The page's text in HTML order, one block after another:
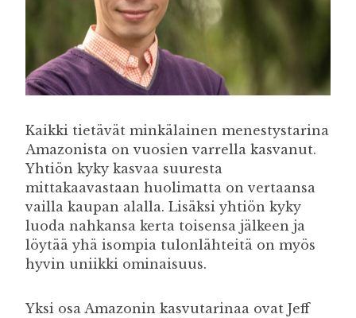
Kaikki tietävät minkälainen menestystarina
Amazonista on vuosien varrella kasvanut.
Yhtiön kyky kasvaa suuresta
mittakaavastaan huolimatta on vertaansa
vailla kaupan alalla. Lisäksi yhtiön kyky
luoda nahkansa kerta toisensa jälkeen ja
löytää yhä isompia tulonlähteitä on myös
hyvin uniikki ominaisuus.
Yksi osa Amazonin kasvutarinaa ovat Jeff